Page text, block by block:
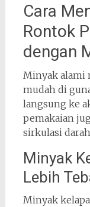
Cara
Rontok
dengan
Minyak alami
mudah di
langsung ke
pemakaian
sirkulasi
Minyak
Lebih
Minyak